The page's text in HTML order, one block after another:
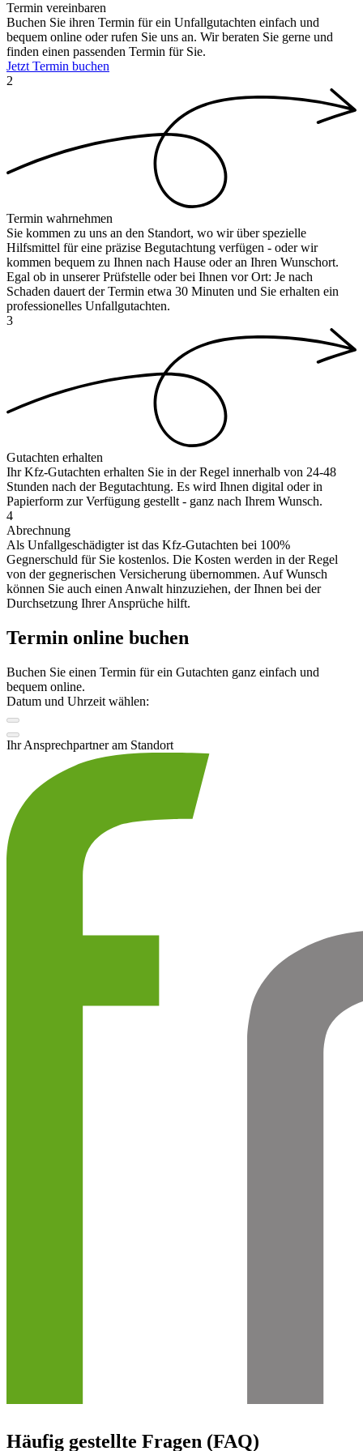
Termin vereinbaren
Buchen Sie ihren Termin für ein Unfallgutachten einfach und
bequem online oder rufen Sie uns an. Wir beraten Sie gerne und
finden einen passenden Termin für Sie.
Jetzt Termin buchen
2
Termin wahrnehmen
Sie kommen zu uns an den Standort, wo wir über spezielle
Hilfsmittel für eine präzise Begutachtung verfügen - oder wir
kommen bequem zu Ihnen nach Hause oder an Ihren Wunschort.
Egal ob in unserer Prüfstelle oder bei Ihnen vor Ort: Je nach
Schaden dauert der Termin etwa 30 Minuten und Sie erhalten ein
professionelles Unfallgutachten.
3
Gutachten erhalten
Ihr Kfz-Gutachten erhalten Sie in der Regel innerhalb von 24-48
Stunden nach der Begutachtung. Es wird Ihnen digital oder in
Papierform zur Verfügung gestellt - ganz nach Ihrem Wunsch.
4
Abrechnung
Als Unfallgeschädigter ist das Kfz-Gutachten bei 100%
Gegnerschuld für Sie kostenlos. Die Kosten werden in der Regel
von der gegnerischen Versicherung übernommen. Auf Wunsch
können Sie auch einen Anwalt hinzuziehen, der Ihnen bei der
Durchsetzung Ihrer Ansprüche hilft.
Termin online buchen
Buchen Sie einen Termin für ein Gutachten ganz einfach und
bequem online.
Datum und Uhrzeit wählen:
Ihr Ansprechpartner am Standort
Häufig gestellte Fragen (FAQ)